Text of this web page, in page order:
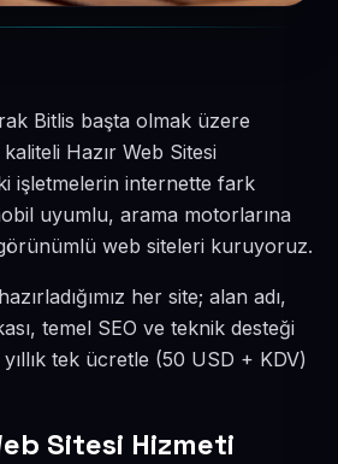
Bitlis başta olmak üzere
Hazır Web Sitesi
işletmelerin internette fark
uyumlu, arama motorlarına
web siteleri kuruyoruz.
her site; alan adı,
temel SEO ve teknik desteği
tek ücretle (50 USD + KDV)
Sitesi Hizmeti